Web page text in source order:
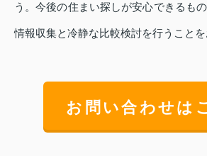
う。今後の住まい探しが安心できるも
情報収集と冷静な比較検討を行うことを
お問い合わせは